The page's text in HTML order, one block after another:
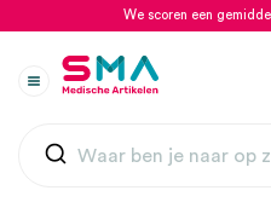
We scoren een